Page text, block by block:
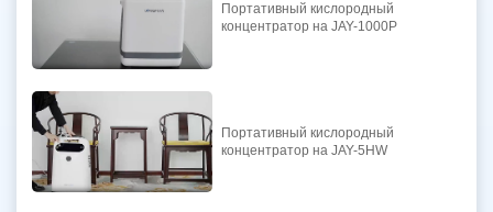
Портативный кислородный
концентратор на JAY-1000P
Портативный кислородный
концентратор на JAY-5HW